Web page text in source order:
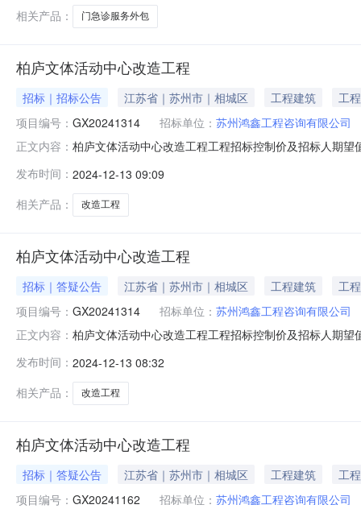
相关产品：
门急诊服务外包
柏庐文体活动中心改造工程
招标｜招标公告 江苏省｜苏州市｜相城区 工程建筑
工程
项目编号： GX20241314 招标单位： 苏州鸿鑫工程咨询有限公司
正文内容： 柏庐文体活动中心改造工程工程招标控制价及招标人期
元）附件：招标控制价文件折扣率（%）：100%(暂列
（￥243.2021万元）
发布时间： 2024-12-13 09:09
相关产品：
改造工程
柏庐文体活动中心改造工程
招标｜答疑公告 江苏省｜苏州市｜相城区 工程建筑
工程
项目编号： GX20241314 招标单位： 苏州鸿鑫工程咨询有限公司
正文内容： 柏庐文体活动中心改造工程工程招标控制价及招标人期
元）附件：招标控制价文件折扣率（%）：100%(暂列
（￥243.2021万元）
发布时间： 2024-12-13 08:32
相关产品：
改造工程
柏庐文体活动中心改造工程
招标｜答疑公告 江苏省｜苏州市｜相城区 工程建筑
工程
项目编号： GX20241162 招标单位： 苏州鸿鑫工程咨询有限公司